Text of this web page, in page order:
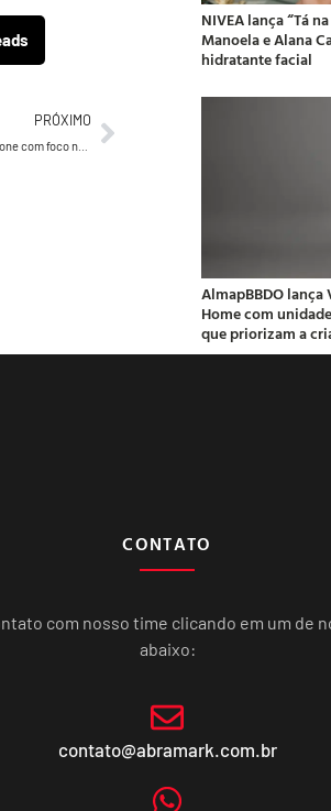
PRÓXIMO
NIVEA lança “Tá
Manoela e Alana
hidratante facial
AlmapBBDO
Home com
que priorizam a
CONTATO
com nosso time clicando em um de
abaixo:
contato@abramark.com.br